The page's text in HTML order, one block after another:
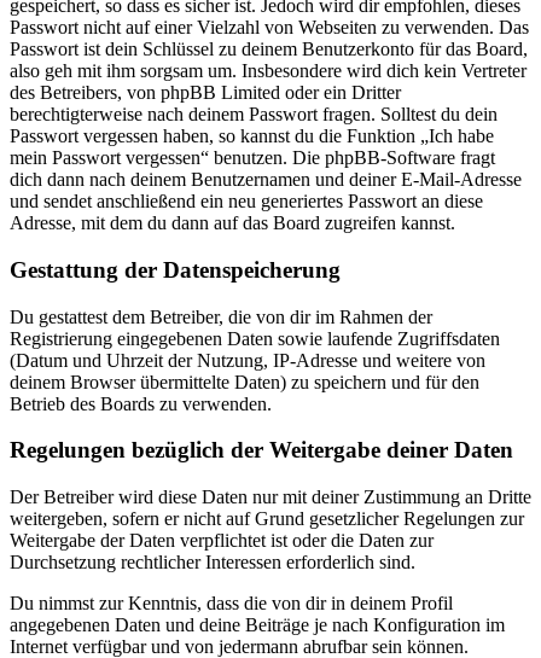
gespeichert, so dass es sicher ist. Jedoch wird dir empfohlen, dieses
Passwort nicht auf einer Vielzahl von Webseiten zu verwenden. Das
Passwort ist dein Schlüssel zu deinem Benutzerkonto für das Board,
also geh mit ihm sorgsam um. Insbesondere wird dich kein Vertreter
des Betreibers, von phpBB Limited oder ein Dritter
berechtigterweise nach deinem Passwort fragen. Solltest du dein
Passwort vergessen haben, so kannst du die Funktion „Ich habe
mein Passwort vergessen“ benutzen. Die phpBB-Software fragt
dich dann nach deinem Benutzernamen und deiner E-Mail-Adresse
und sendet anschließend ein neu generiertes Passwort an diese
Adresse, mit dem du dann auf das Board zugreifen kannst.
Gestattung der Datenspeicherung
Du gestattest dem Betreiber, die von dir im Rahmen der
Registrierung eingegebenen Daten sowie laufende Zugriffsdaten
(Datum und Uhrzeit der Nutzung, IP-Adresse und weitere von
deinem Browser übermittelte Daten) zu speichern und für den
Betrieb des Boards zu verwenden.
Regelungen bezüglich der Weitergabe deiner Daten
Der Betreiber wird diese Daten nur mit deiner Zustimmung an Dritte
weitergeben, sofern er nicht auf Grund gesetzlicher Regelungen zur
Weitergabe der Daten verpflichtet ist oder die Daten zur
Durchsetzung rechtlicher Interessen erforderlich sind.
Du nimmst zur Kenntnis, dass die von dir in deinem Profil
angegebenen Daten und deine Beiträge je nach Konfiguration im
Internet verfügbar und von jedermann abrufbar sein können.